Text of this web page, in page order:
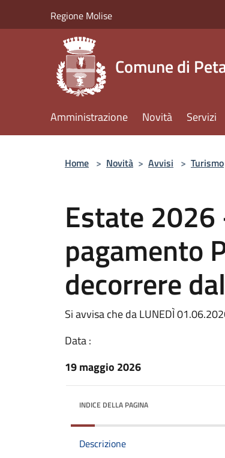
Regione Molise
Comune di
Amministrazione Novità Servizi
Home > Novità > Avvisi > Turismo
Estate 2026
pagamento
decorrere
Si avvisa che da LUNEDÌ
Data :
19 maggio 2026
INDICE DELLA PAGINA
Descrizione